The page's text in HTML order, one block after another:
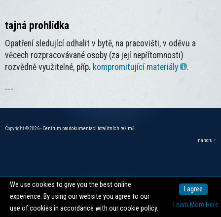
tajná prohlídka
Opatření sledující odhalit v bytě, na pracovišti, v oděvu a
věcech rozpracovávané osoby (za její nepřítomnosti)
rozvědně využitelné, příp. kompromitující materiály .
---
Copyright © 2026 -Centrum pro dokumentaci totalitních režimů
nahoru ↑
We use cookies to give you the best online
experience. By using our website you agree to our
use of cookies in accordance with our cookie policy.
I agree
Learn More Here